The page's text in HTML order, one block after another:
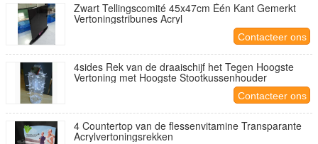
Zwart Tellingscomité 45x47cm Één Kant Gemerkt
Vertoningstribunes Acryl
Contacteer ons
4sides Rek van de draaischijf het Tegen Hoogste
Vertoning met Hoogste Stootkussenhouder
Contacteer ons
4 Countertop van de flessenvitamine Transparante
Acrylvertoningsrekken